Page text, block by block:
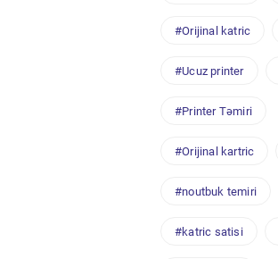
#Orijinal katric
#Ucuz printer
#Printer Təmiri
#Orijinal kartric
#noutbuk temiri
#katric satisi